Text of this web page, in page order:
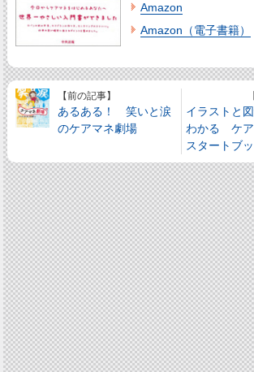
Amazon
Amazon（電子書籍）
【前の記事】
あるある！ 笑いと涙
のケアマネ劇場
イラストと
わかる ケア
スタートブ